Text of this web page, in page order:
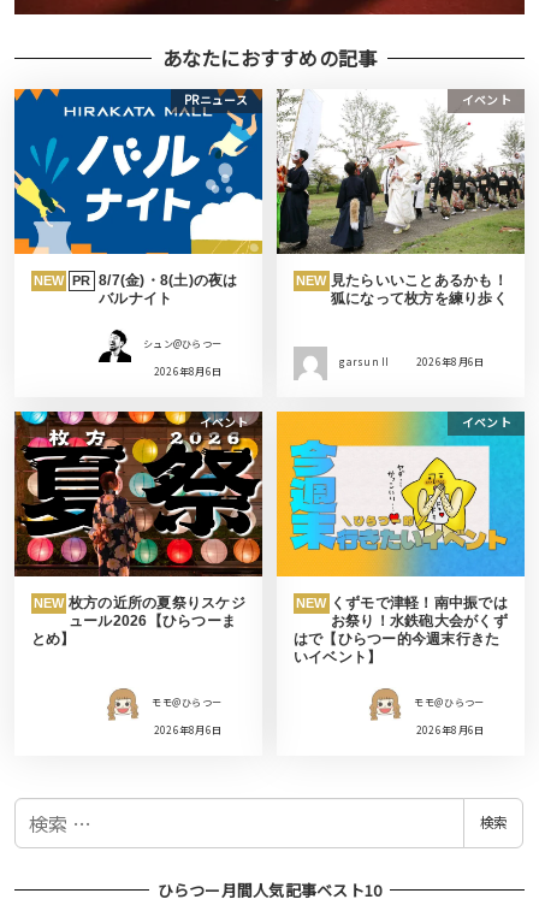
あなたにおすすめの記事
PRニュース
NEW PR 8/7(金)・8(土)の夜は
バルナイト
シュン@ひらつー
2026年8月6日
イベント
NEW 見たらいいことあるかも！
狐になって枚方を練り歩く
garsun II 2026年8月6日
イベント
NEW 枚方の近所の夏祭りスケジ
ュール2026【ひらつーま
とめ】
モモ＠ひらつー
2026年8月6日
イベント
NEW くずモで津軽！南中振では
お祭り！水鉄砲大会がくず
はで【ひらつー的今週末行きた
いイベント】
モモ＠ひらつー
2026年8月6日
検
検索
ひらつー月間人気記事ベスト10